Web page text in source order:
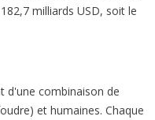
milliards USD, soit le
d'une combinaison de
et humaines. Chaque